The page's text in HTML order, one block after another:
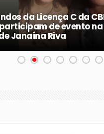
da Licença C da
de evento na
Janaína Riva